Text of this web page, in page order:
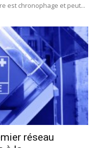
est chronophage et peut...
réseau